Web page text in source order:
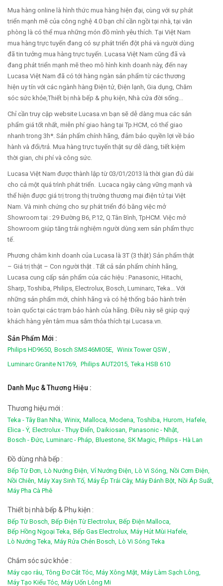
Mua hàng online là hình thức mua hàng hiện đại, cùng với sự phát
triển mạnh mẽ của công nghệ 4.0 bạn chỉ cần ngồi tại nhà, tại văn
phòng là có thể mua những món đồ mình yêu thích. Tại Việt Nam
mua hàng trực tuyến đang có sự phát triển đột phá và người dùng
đã tin tưởng mua hàng trực tuyến. Lucasa Việt Nam cũng đã và
đang phát triển mạnh mẽ theo mô hình kinh doanh này, đến nay
Lucasa Việt Nam đã có tới hàng ngàn sản phẩm từ các thương
hiện uy tín với các ngành hàng Điện tử, Điện lạnh, Gia dụng, Chăm
sóc sức khỏe,Thiết bị nhà bếp & phụ kiện, Nhà cửa đời sống...
Chỉ cần truy cập website Lucasa.vn bạn sẽ dễ dàng mua các sản
phẩm giá tốt nhất, miễn phí giao hàng tại Tp.HCM, có thể giao
nhanh trong 3h*. Sản phẩm chính hãng, đảm bảo quyền lợi về bảo
hành và đổi/trả. Mua hàng trực tuyến thật sự dễ dàng, tiết kiệm
thời gian, chi phí và công sức.
Lucasa Việt Nam được thành lập từ 03/01/2013 là thời gian đủ dài
cho cả một quá trình phát triển. Lucaca ngày càng vững mạnh và
thể hiện được giá trị trong thị trường thương mại điện tử tại Việt
Nam. Và minh chứng cho sự phát triển đó bằng việc mở
Showroom tại : 29 Đường B6, P.12, Q.Tân Bình, TpHCM. Việc mở
Showroom giúp tăng trải nghiệm người dùng xem sản phẩm thực
tế.
Phương châm kinh doanh của Lucasa là 3T (3 thật) Sản phẩm thật
– Giá trị thật – Con người thật . Tất cả sản phẩm chính hãng,
Lucasa cung cấp sản phẩm của các hiệu : Panasonic, Hitachi,
Sharp, Toshiba, Philips, Electrolux, Bosch, Luminarc, Teka... Với
những sản phẩm mới, chính hãng và có hệ thống bảo hành trên
toàn quốc tại các trạm bảo hành của hãng. Điều này sẽ giúp quý
khách hàng yên tâm mua sắm thỏa thích tại Lucasa.vn.
Sản Phẩm Mới :
Philips HD9650, Bosch SMS46MI05E, Winix Tower QSW ,
Luminarc Granite N1769, Philips AUT2015, Teka HSB 610
Danh Mục & Thương Hiệu :
Thương hiệu mới :
Teka - Tây Ban Nha, Winix, Malloca, Modena, Toshiba, Hurom, Hafele,
Elica - Ý, Electrolux - Thụy Điển, Daikiosan, Panasonic - Nhật,
Bosch - Đức, Luminarc - Pháp, Bluestone, SK Magic, Philips - Hà Lan
Đồ dùng nhà bếp :
Bếp Từ Đơn, Lò Nướng Điện, Vỉ Nướng Điện, Lò Vi Sóng, Nồi Cơm Điện,
Nồi Chiên, Máy Xay Sinh Tố, Máy Ép Trái Cây, Máy Đánh Bột, Nồi Áp Suất,
Máy Pha Cà Phê
Thiết bị nhà bếp & Phụ kiện :
Bếp Từ Bosch, Bếp Điện Từ Electrolux, Bếp Điện Malloca,
Bếp Hồng Ngoại Teka, Bếp Gas Electrolux, Máy Hút Mùi Hafele,
Lò Nướng Teka, Máy Rửa Chén Bosch, Lò Vi Sóng Teka
Chắm sóc sức khỏe :
Máy cạo râu, Tông Đơ Cắt Tóc, Máy Xông Mặt, Máy Làm Sạch Lông,
Máy Tạo Kiểu Tóc, Máy Uốn Lông Mi